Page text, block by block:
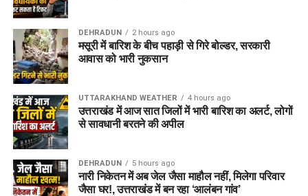
DEHRADUN 2 hours ago
मसूरी में बारिश के बीच पहाड़ी से गिरे बोल्डर, सरकारी
आवास को भारी नुकसान
UTTARAKHAND WEATHER 4 hours ago
उत्तराखंड में आज सात जिलों में भारी बारिश का अलर्ट, लोगों
से सावधानी बरतने की अपील
DEHRADUN 5 hours ago
नारी निकेतन में अब जेल जैसा माहौल नहीं, मिलेगा परिवार
जैसा घर!, उत्तराखंड में बन रहा ‘आलंबन गांव’